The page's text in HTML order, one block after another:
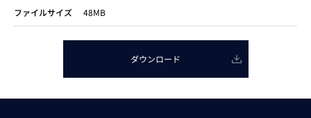
ファイルサイズ 48MB
ダウンロード